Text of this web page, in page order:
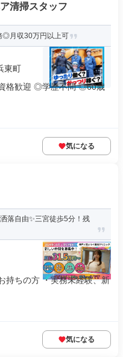
清掃スタッフ
月収30万円以上可
東町
格歓迎 ◎学歴不問 ◎60歳
気になる
落自由✨三宮徒歩5分！残
持ちの方 ・実務未経験、新
気になる